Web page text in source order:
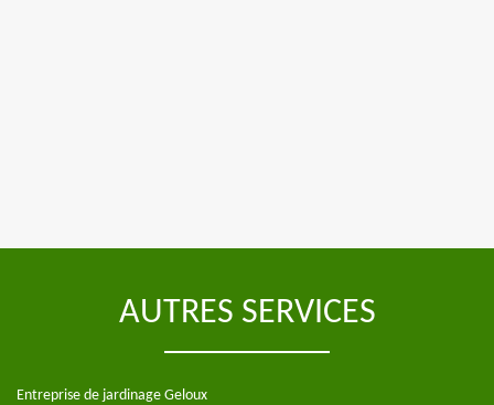
AUTRES SERVICES
Entreprise de jardinage Geloux